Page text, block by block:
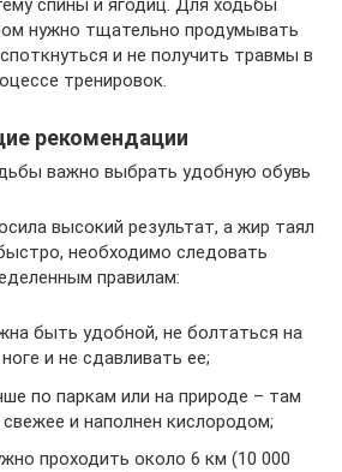
спины и ягодиц. Для ходьбы
нужно тщательно продумывать
и не получить травмы в
тренировок.
рекомендации
важно выбрать удобную обувь
высокий результат, а жир таял
необходимо следовать
правилам:
быть удобной, не болтаться на
ноге и не сдавливать ее;
по паркам или на природе – там
и наполнен кислородом;
проходить около 6 км (10 000